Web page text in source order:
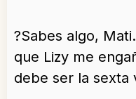
?Sabes algo,
que Lizy me
debe ser la sexta